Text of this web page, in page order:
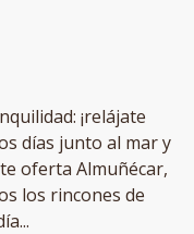
¡relájate
días junto al mar y
oferta Almuñécar,
los rincones de